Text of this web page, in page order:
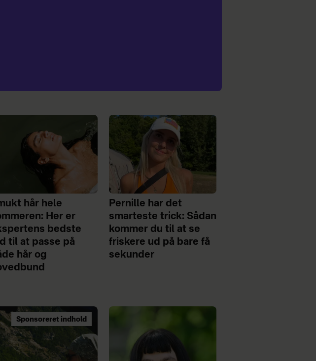
hår hele
Her er
bedste
til at passe på
hår og
Pernille har det
smarteste trick: Sådan
kommer du til at se
friskere ud på bare få
sekunder
Sponsoreret indhold